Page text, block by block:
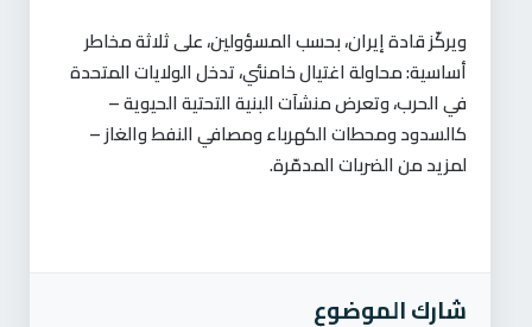
ويركّز قادة إيران، بحسب المسؤولين، على ثلاثة مخاطر
أساسية: محاولة اغتيال خامنئي، تدخل الولايات المتحدة
في الحرب، وتعرض منشآت البنية التحتية الحيوية –
كالسدود ومحطات الكهرباء ومصافي النفط والغاز –
لمزيد من الضربات المدمّرة.
شارك الموضوع